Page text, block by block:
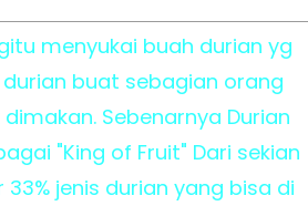
menyukai buah durian yg
buat sebagian orang
Sebenarnya Durian
"King of Fruit" Dari sekian
jenis durian yang bisa di